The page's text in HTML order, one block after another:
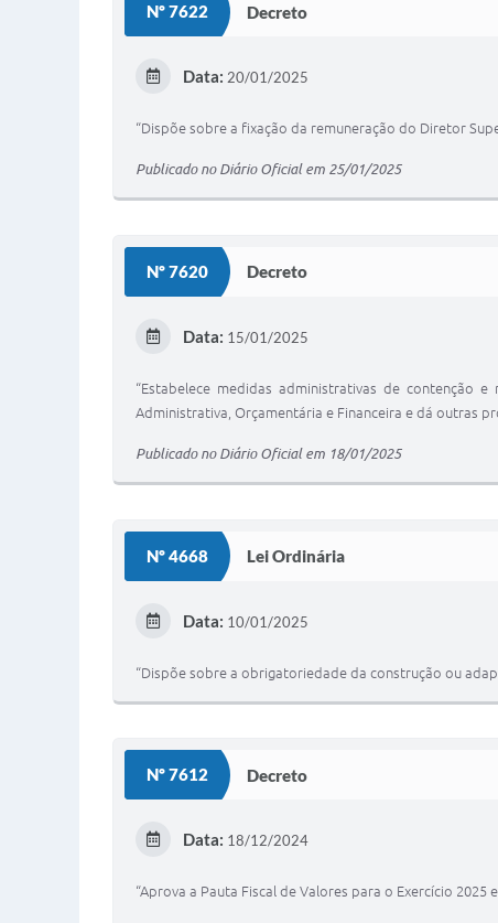
Nº 7622 Decreto
Data: 20/01/2025
“Dispõe sobre a fixação da remuneração do Diretor
Publicado no Diário Oficial em 25/01/2025
Nº 7620 Decreto
Data: 15/01/2025
“Estabelece medidas administrativas de contenção
Administrativa, Orçamentária e Financeira e dá outras
Publicado no Diário Oficial em 18/01/2025
Nº 4668 Lei Ordinária
Data: 10/01/2025
“Dispõe sobre a obrigatoriedade da construção ou
Nº 7612 Decreto
Data: 18/12/2024
“Aprova a Pauta Fiscal de Valores para o Exercício 2025